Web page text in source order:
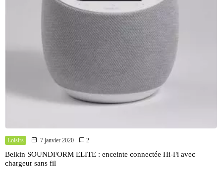
Loisirs 7 janvier 2020 2
Belkin SOUNDFORM ELITE : enceinte connectée Hi-Fi avec
chargeur sans fil